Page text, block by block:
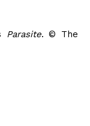
Parasite. © The